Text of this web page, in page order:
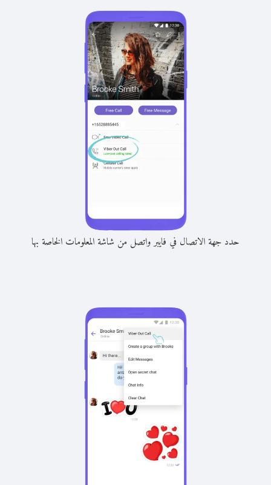
حدد جهة الاتصال في فايبر واتصل من شاشة المعلومات الخاصة بها